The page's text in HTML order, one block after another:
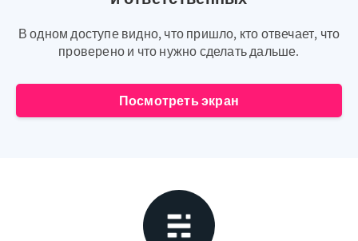
В одном доступе видно, что пришло, кто отвечает, что
проверено и что нужно сделать дальше.
Посмотреть экран